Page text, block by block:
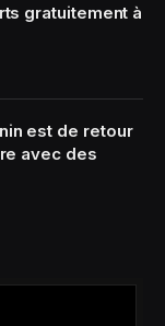
gratuitement à
est de retour
avec des